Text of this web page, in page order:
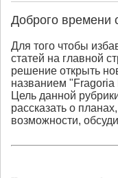
Доброго времени
Для того чтобы
статей на главной
решение открыть
названием "Fragoria
Цель данной
рассказать о
возможности,